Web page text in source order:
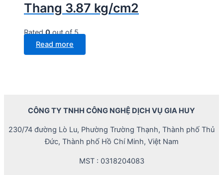
Thang 3.87 kg/cm2
Rated0out of 5
Read more
CÔNG TY TNHH CÔNG NGHỆ DỊCH VỤ GIA HUY
230/74 đường Lò Lu, Phường Trường Thạnh, Thành phố Thủ
Đức, Thành phố Hồ Chí Minh, Việt Nam
MST : 0318204083